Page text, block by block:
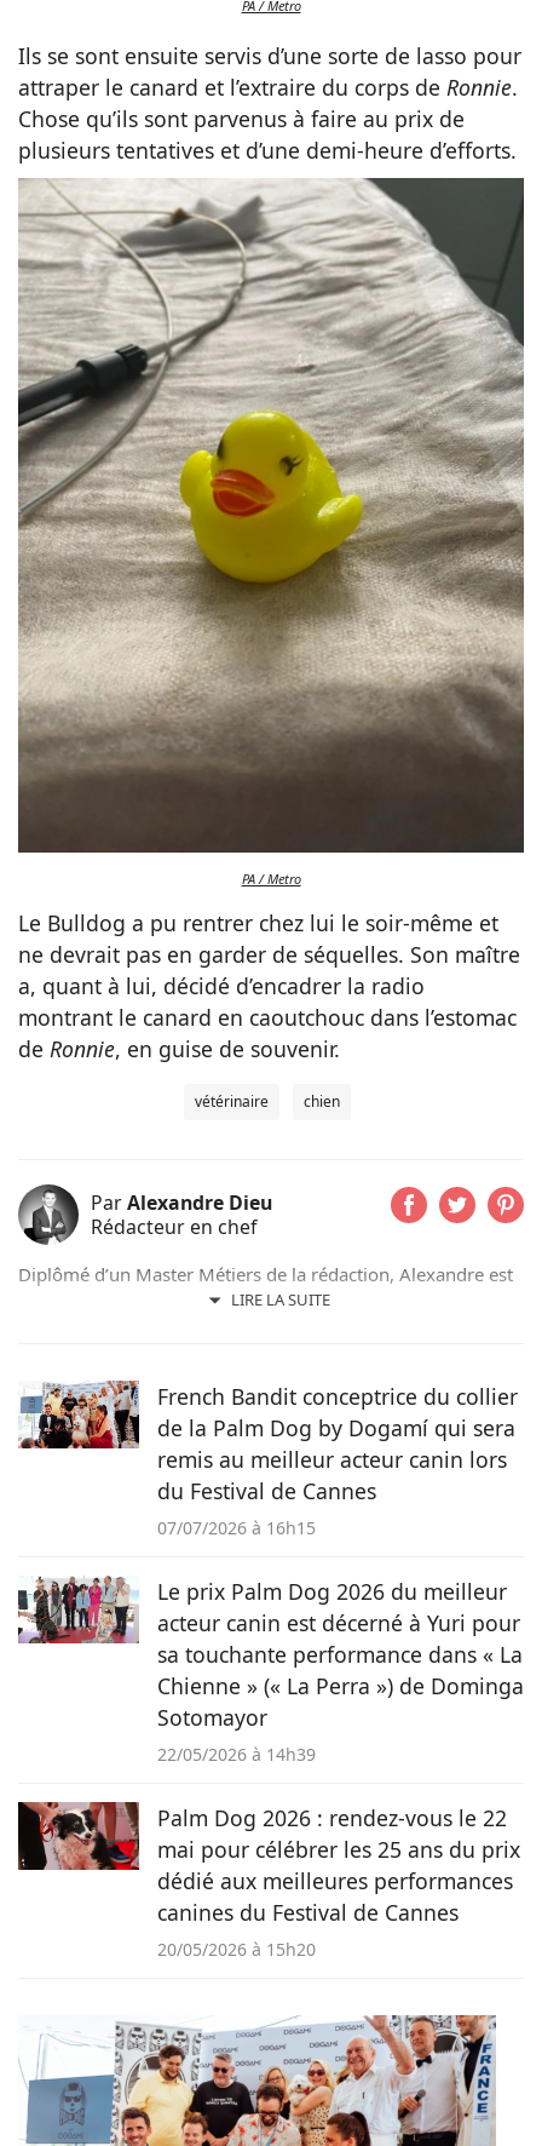
PA / Metro
Ils se sont ensuite servis d’une sorte de lasso pour
attraper le canard et l’extraire du corps de Ronnie.
Chose qu’ils sont parvenus à faire au prix de
plusieurs tentatives et d’une demi-heure d’efforts.
PA / Metro
Le Bulldog a pu rentrer chez lui le soir-même et
ne devrait pas en garder de séquelles. Son maître
a, quant à lui, décidé d’encadrer la radio
montrant le canard en caoutchouc dans l’estomac
de Ronnie, en guise de souvenir.
vétérinaire chien
ParAlexandre Dieu
Rédacteur en chef
LIRE LA SUITE
Diplômé d’un Master Métiers de la rédaction, Alexandre est
un amoureux des chiens depuis son plus jeune âge. Après
vous émouvoir et vous informer sur nos compagnons
préférés.
French Bandit conceptrice du collier
de la Palm Dog by Dogamí qui sera
remis au meilleur acteur canin lors
du Festival de Cannes
07/07/2026 à 16h15
Le prix Palm Dog 2026 du meilleur
acteur canin est décerné à Yuri pour
sa touchante performance dans « La
Chienne » (« La Perra ») de Dominga
Sotomayor
22/05/2026 à 14h39
Palm Dog 2026 : rendez-vous le 22
mai pour célébrer les 25 ans du prix
dédié aux meilleures performances
canines du Festival de Cannes
20/05/2026 à 15h20